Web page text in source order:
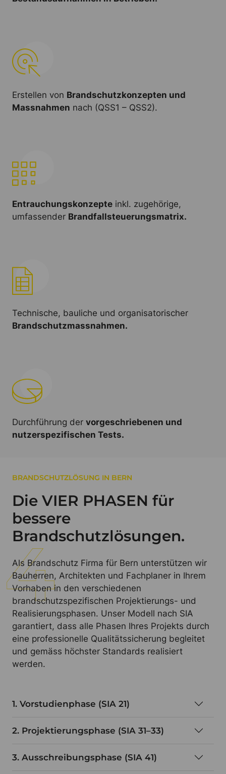
Erstellen von Brandschutzkonzepten und
Massnahmen nach (QSS1 – QSS2).
Entrauchungskonzepte inkl. zugehörige,
umfassender Brandfallsteuerungsmatrix.
Technische, bauliche und organisatorischer
Brandschutzmassnahmen.
Durchführung der vorgeschriebenen und
nutzerspezifischen Tests.
BRANDSCHUTZLÖSUNG IN BERN
Die VIER PHASEN für
bessere
Brandschutzlösungen.
Als Brandschutz Firma für Bern unterstützen wir
Bauherren, Architekten und Fachplaner in Ihrem
Vorhaben in den verschiedenen
brandschutzspezifischen Projektierungs- und
Realisierungsphasen. Unser Modell nach SIA
garantiert, dass alle Phasen Ihres Projekts durch
eine professionelle Qualitätssicherung begleitet
und gemäss höchster Standards realisiert
werden.
1. Vorstudienphase (SIA 21)
2. Projektierungsphase (SIA 31–33)
3. Ausschreibungsphase (SIA 41)